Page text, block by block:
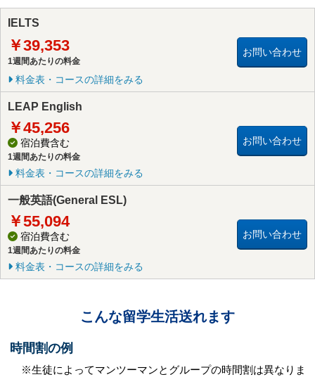
IELTS
￥39,353
1週間あたりの料金
お問い合わせ
料金表・コースの詳細をみる
LEAP English
￥45,256
宿泊費含む
1週間あたりの料金
お問い合わせ
料金表・コースの詳細をみる
一般英語(General ESL)
￥55,094
宿泊費含む
1週間あたりの料金
お問い合わせ
料金表・コースの詳細をみる
こんな留学生活送れます
時間割の例
※生徒によってマンツーマンとグループの時間割は異なりま